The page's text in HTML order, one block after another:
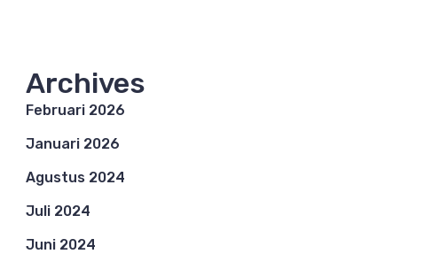
Archives
Februari 2026
Januari 2026
Agustus 2024
Juli 2024
Juni 2024